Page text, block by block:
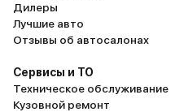
Дилеры
Лучшие авто
Отзывы об автосалонах
Сервисы и ТО
Техническое обслуживание
Кузовной ремонт